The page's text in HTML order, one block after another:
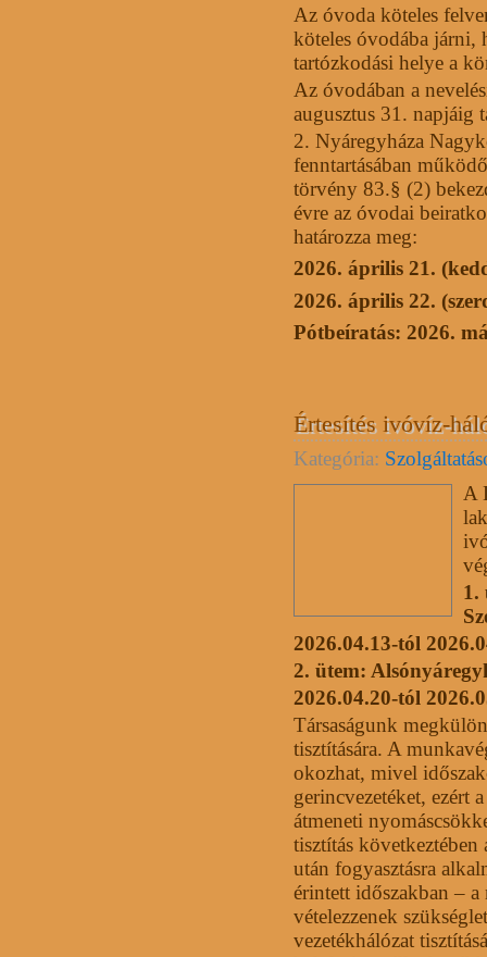
Az óvoda köteles
köteles óvodába járni,
tartózkodási helye a
Az óvodában a
augusztus 31. napjáig
2. Nyáregyháza
fenntartásában
törvény 83.§ (2)
évre az óvodai
határozza meg:
2026. április 21.
2026. április 22.
Pótbeíratás: 2026.
Értesítés ivóvíz-
Kategória:
A
1.
2026.04.13-tól
2. ütem:
2026.04.20-tól
Társaságunk
tisztítására. A
okozhat, mivel
gerincvezetéket, ezért
átmeneti
tisztítás
után fogyasztásra
érintett időszakban –
vételezzenek
vezetékhálózat